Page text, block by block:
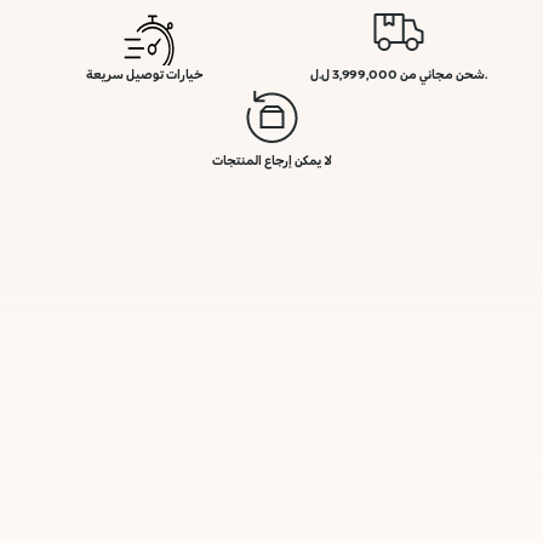
.شحن مجاني من 3,999,000 ل.ل خيارات توصيل سريعة
لا يمكن إرجاع المنتجات